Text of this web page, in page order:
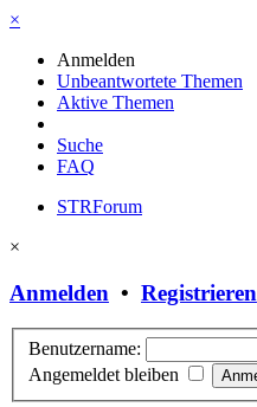
×
Anmelden
Unbeantwortete Themen
Aktive Themen
Suche
FAQ
STRForum
×
Anmelden • Registrieren
Benutzername:
Angemeldet bleiben